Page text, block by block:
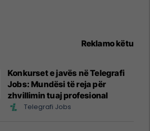
Reklamo këtu
Konkurset e javës në Telegrafi
Jobs: Mundësi të reja për
zhvillimin tuaj profesional
Telegrafi Jobs